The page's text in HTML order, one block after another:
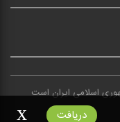
اسلامی ایران است
دریافت x